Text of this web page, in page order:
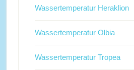
Wassertemperatur Heraklion
Wassertemperatur Olbia
Wassertemperatur Tropea